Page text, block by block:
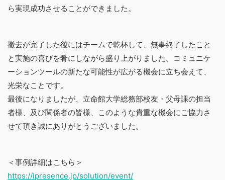
ら実現成功させることができました。
撤去が完了した後にはチームで乾杯して、無事終了したこと
と実施の喜びを肴にしながら盛り上がりました。コミュニケ
ーションツールの新たな可能性が広がる機会に立ち会えて、
光栄なことです。
最後になりましたが、立命館大学総務部校友・父母課の担当
者様、及び関係者の皆様、このような貴重な機会にご協力さ
せて頂き誠にありがとうございました。
＜事例詳細はこちら＞
https://ipresence.jp/solution/event/